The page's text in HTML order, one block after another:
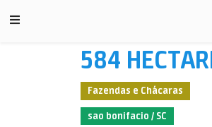
584
Fazendas e Chácaras
sao bonifacio / SC